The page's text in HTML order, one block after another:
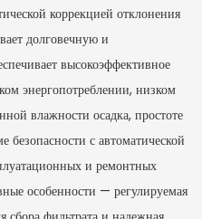
коррекцией отклонения
долговечную и
высокоэффективное
энергопотреблении, низком
влажности осадка, простоте
безопасности с автоматической
и ремонтных
особенности — регулируемая